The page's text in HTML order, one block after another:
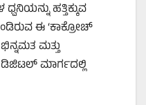
ಹತ್ತಿಕ್ಕುವ
ಈ ‘ಕಾಕ್ರೋಚ್
ಭಿನ್ನಮತ ಮತ್ತು
ಡಿಜಿಟಲ್ ಮಾರ್ಗದಲ್ಲಿ